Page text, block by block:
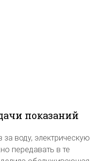
показаний
за воду, электрическую
передавать в те